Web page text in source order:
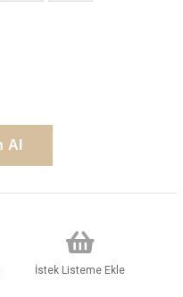
İstek Listeme Ekle